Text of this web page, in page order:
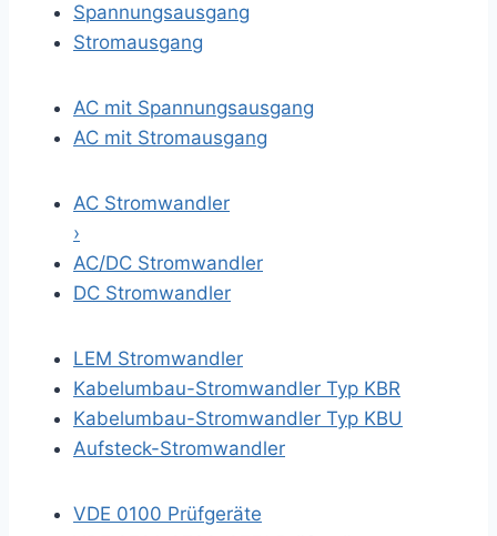
Spannungsausgang
Stromausgang
AC mit Spannungsausgang
AC mit Stromausgang
AC Stromwandler
›
AC/DC Stromwandler
DC Stromwandler
LEM Stromwandler
Kabelumbau-Stromwandler Typ KBR
Kabelumbau-Stromwandler Typ KBU
Aufsteck-Stromwandler
VDE 0100 Prüfgeräte